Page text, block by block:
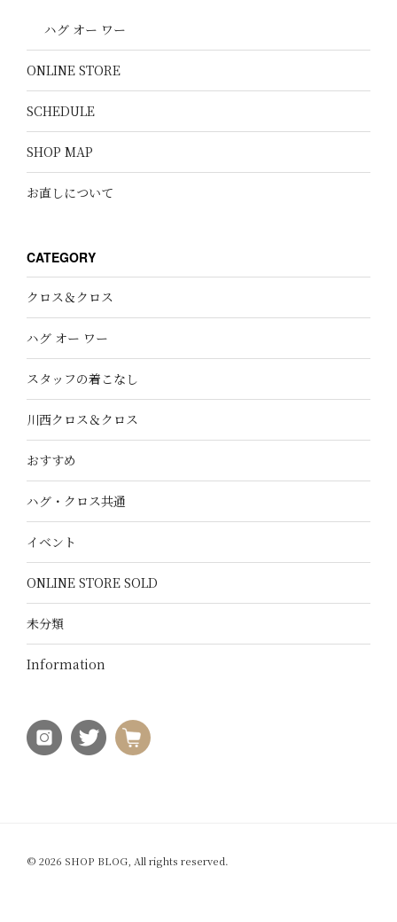
ハグ オー ワー
ONLINE STORE
SCHEDULE
SHOP MAP
お直しについて
CATEGORY
クロス＆クロス
ハグ オー ワー
スタッフの着こなし
川西クロス＆クロス
おすすめ
ハグ・クロス共通
イベント
ONLINE STORE SOLD
未分類
Information
© 2026 SHOP BLOG, All rights reserved.